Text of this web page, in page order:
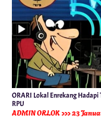
ORARI Lokal Enrekang Hadapi
RPU
ADMIN ORLOK 23